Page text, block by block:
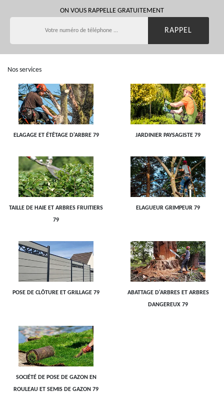
ON VOUS RAPPELLE GRATUITEMENT
Nos services
ELAGAGE ET ÉTÊTAGE D'ARBRE 79 JARDINIER PAYSAGISTE 79
TAILLE DE HAIE ET ARBRES FRUITIERS
79
ELAGUEUR GRIMPEUR 79
POSE DE CLÔTURE ET GRILLAGE 79
ABATTAGE D'ARBRES ET ARBRES
DANGEREUX 79
SOCIÉTÉ DE POSE DE GAZON EN
ROULEAU ET SEMIS DE GAZON 79